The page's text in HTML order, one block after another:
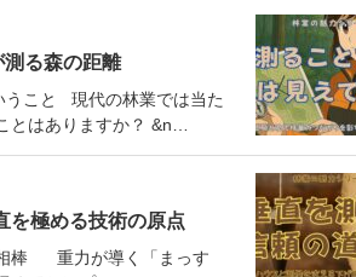
る森の距離
うこと 現代の林業では当た
とはありますか？ &n…
を極める技術の原点
相棒 重力が導く「まっす